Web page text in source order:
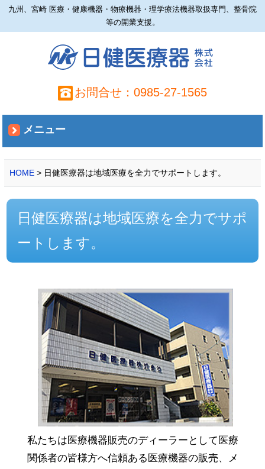
九州、宮崎 医療・健康機器・物療機器・理学療法機器取扱専門、整骨院
等の開業支援。
お問合せ：0985-27-1565
メニュー
HOME> 日健医療器は地域医療を全力でサポートします。
日健医療器は地域医療を全力でサポ
ートします。
私たちは医療機器販売のディーラーとして医療
関係者の皆様方へ信頼ある医療機器の販売、メ